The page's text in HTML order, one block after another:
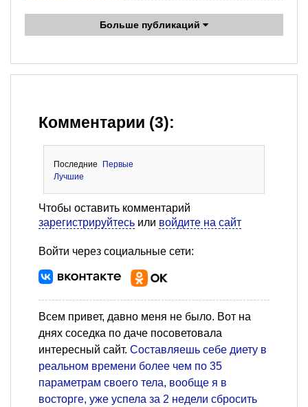
Больше публикаций
Комментарии (3):
Последние
Первые
Лучшие
Чтобы оставить комментарий
зарегистрируйтесь или войдите на сайт
Войти через социальные сети:
Всем привет, давно меня не было. Вот на
днях соседка по даче посоветовала
интересный сайт. Составляешь себе диету в
реальном времени более чем по 35
параметрам своего тела, вообще я в
восторге, уже успела за 2 недели сбросить